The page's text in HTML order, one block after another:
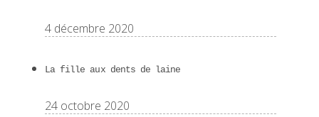
4 décembre 2020
La fille aux dents de laine
24 octobre 2020